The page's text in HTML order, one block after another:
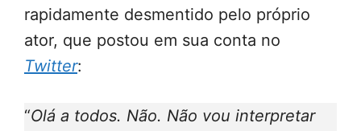
rapidamente desmentido pelo próprio
ator, que postou em sua conta no
Twitter:
“Olá a todos. Não. Não vou interpretar